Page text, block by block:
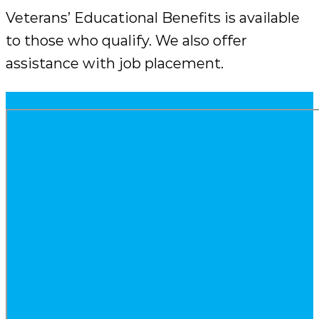
Veterans’ Educational Benefits is available
to those who qualify. We also offer
assistance with job placement.